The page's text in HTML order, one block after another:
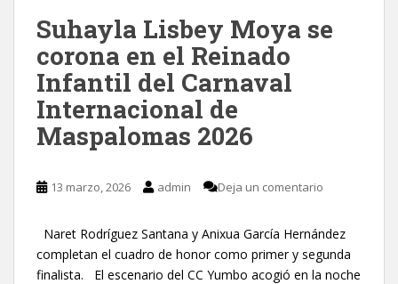
Suhayla Lisbey Moya se
corona en el Reinado
Infantil del Carnaval
Internacional de
Maspalomas 2026
13 marzo, 2026 admin Deja un comentario
Naret Rodríguez Santana y Anixua García Hernández
completan el cuadro de honor como primer y segunda
finalista. El escenario del CC Yumbo acogió en la noche